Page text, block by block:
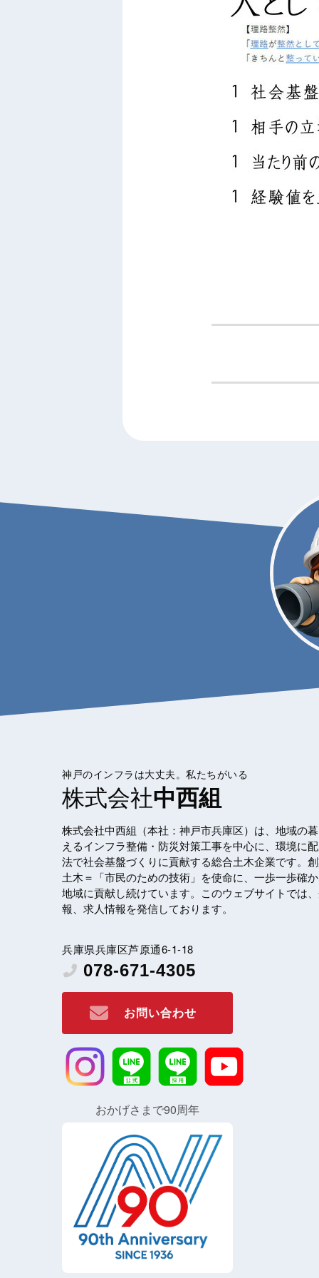
神戸のインフラは大丈夫。私たちがいる
株式会社中西組
株式会社中西組（本社：神戸市兵庫区）は、地域の
えるインフラ整備・防災対策工事を中心に、環境に
法で社会基盤づくりに貢献する総合土木企業です。
土木＝「市民のための技術」を使命に、一歩一歩確
地域に貢献し続けています。このウェブサイトでは
報、求人情報を発信しております。
兵庫県兵庫区芦原通6-1-18
078-671-4305
お問い合わせ
おかげさまで90周年